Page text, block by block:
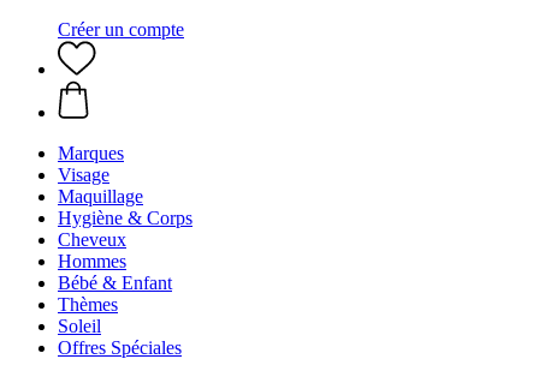
Créer un compte
Marques
Visage
Maquillage
Hygiène & Corps
Cheveux
Hommes
Bébé & Enfant
Thèmes
Soleil
Offres Spéciales